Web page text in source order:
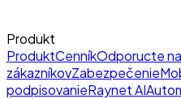
Produkt
ProduktCenníkOdporucte
zákazníkovZabezpečenie
podpisovanieRaynet AI